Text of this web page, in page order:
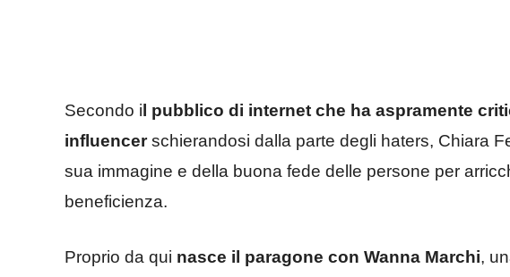
Secondo il pubblico di internet che ha aspramente
influencerschierandosi dalla parte degli haters, Chiara
sua immagine e della buona fede delle persone per
beneficienza.
Proprio da qui nasce il paragone con Wanna Marchi,